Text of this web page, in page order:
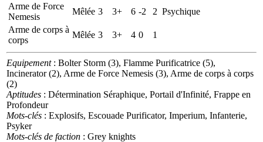
Arme de Force
Nemesis
Mêlée 3 3+ 6 -2 2 Psychique
Arme de corps à
corps
Mêlée 3 3+ 4 0 1
Equipement: Bolter Storm (3), Flamme Purificatrice (5),
Incinerator (2), Arme de Force Nemesis (3), Arme de corps à corps
(2)
Aptitudes : Détermination Séraphique, Portail d'Infinité, Frappe en
Profondeur
Mots-clés : Explosifs, Escouade Purificator, Imperium, Infanterie,
Psyker
Mots-clés de faction : Grey knights